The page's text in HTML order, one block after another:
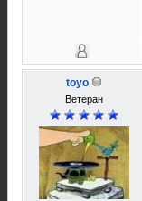
toyo
Ветеран